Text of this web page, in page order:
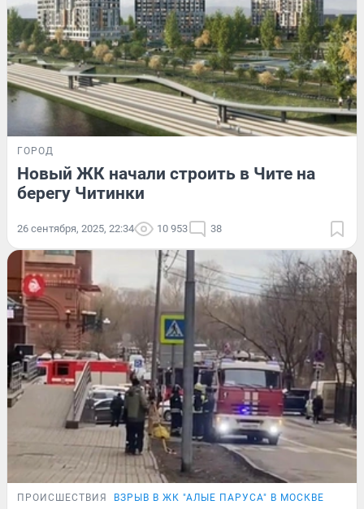
ГОРОД
Новый ЖК начали строить в Чите на
берегу Читинки
26 сентября, 2025, 22:34 10 953 38
ПРОИСШЕСТВИЯ ВЗРЫВ В ЖК "АЛЫЕ ПАРУСА" В МОСКВЕ